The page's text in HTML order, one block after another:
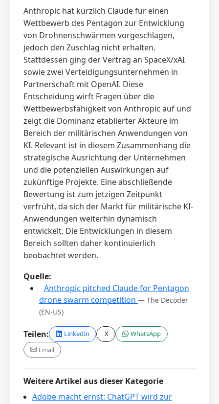
Anthropic hat kürzlich Claude für einen
Wettbewerb des Pentagon zur Entwicklung
von Drohnenschwärmen vorgeschlagen,
jedoch den Zuschlag nicht erhalten.
Stattdessen ging der Vertrag an SpaceX/xAI
sowie zwei Verteidigungsunternehmen in
Partnerschaft mit OpenAI. Diese
Entscheidung wirft Fragen über die
Wettbewerbsfähigkeit von Anthropic auf und
zeigt die Dominanz etablierter Akteure im
Bereich der militärischen Anwendungen von
KI. Relevant ist in diesem Zusammenhang die
strategische Ausrichtung der Unternehmen
und die potenziellen Auswirkungen auf
zukünftige Projekte. Eine abschließende
Bewertung ist zum jetzigen Zeitpunkt
verfrüht, da sich der Markt für militärische KI-
Anwendungen weiterhin dynamisch
entwickelt. Die Entwicklungen in diesem
Bereich sollten daher kontinuierlich
beobachtet werden.
Quelle:
Anthropic pitched Claude for Pentagon
drone swarm competition — The Decoder
(EN-US)
Teilen: LinkedIn X
WhatsApp
Email
Weitere Artikel aus dieser Kategorie
Adobe macht ernst: ChatGPT wird zur